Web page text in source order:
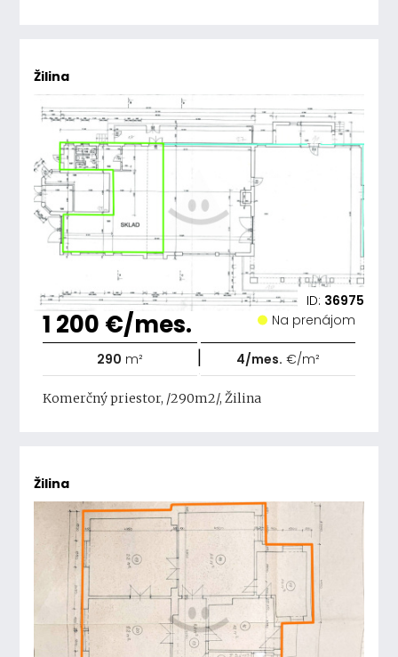
Žilina
ID: 36975
1 200 €/mes. Na prenájom
290 m² | 4/mes. €/m²
Komerčný priestor, /290m2/, Žilina
Žilina